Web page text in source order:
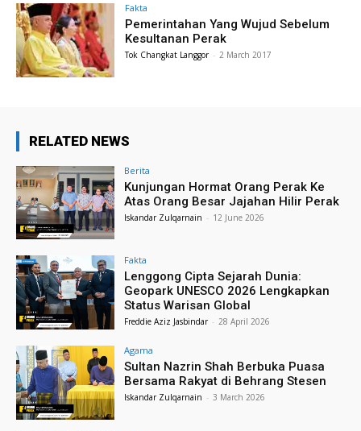
Fakta
Pemerintahan Yang Wujud Sebelum
Kesultanan Perak
Tok Changkat Langgor - 2 March 2017
RELATED NEWS
Berita
Kunjungan Hormat Orang Perak Ke
Atas Orang Besar Jajahan Hilir Perak
Iskandar Zulqarnain - 12 June 2026
Fakta
Lenggong Cipta Sejarah Dunia:
Geopark UNESCO 2026 Lengkapkan
Status Warisan Global
Freddie Aziz Jasbindar - 28 April 2026
Agama
Sultan Nazrin Shah Berbuka Puasa
Bersama Rakyat di Behrang Stesen
Iskandar Zulqarnain - 3 March 2026